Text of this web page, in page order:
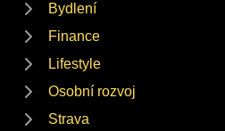
Bydlení
Finance
Lifestyle
Osobní rozvoj
Strava